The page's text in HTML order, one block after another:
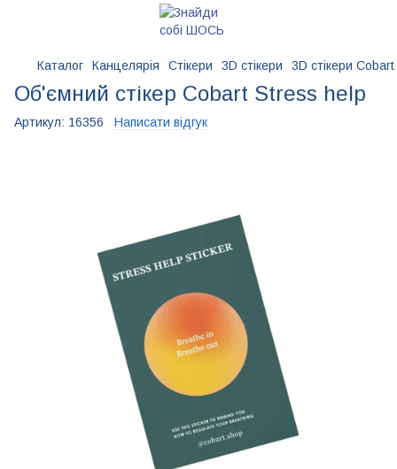
Каталог Канцелярія Стікери 3D стікери 3D стікери
Об'ємний стікер Cobart Stress help
Артикул: 16356 Написати відгук